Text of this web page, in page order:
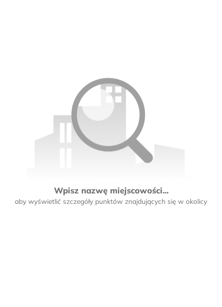
Wpisz nazwę miejscowości...
aby wyświetlić szczegóły punktów znajdujących się w okolicy